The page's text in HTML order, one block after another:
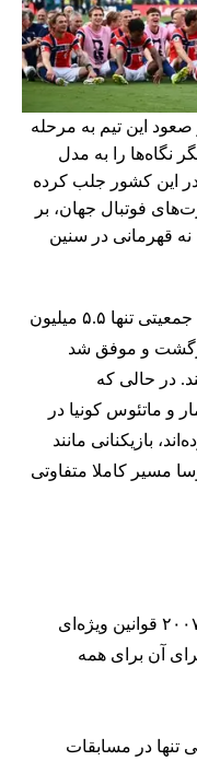
این تیم به مرحله
جهانی ۲۰۲۶، بار دیگر نگاه‌ها را به مدل
این کشور جلب کرده
فوتبال جهان، بر
نه قهرمانی در سنین
گاردین در گزارشی نوشته است نروژ با جمعیتی تنها ۵.۵ میلیون
بازگشت و موفق شد
در حالی که
و ماتئوس کونیا در
بازیکنانی مانند
مسیر کاملا متفاوتی
فدراسیون ورزش نروژ (NIF) در سال ۲۰۰۷ قوانین ویژه‌ای
آن برای همه
کودکان تا ۹ سالگی تنها در مسابقات